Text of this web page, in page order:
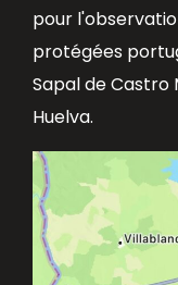
pour
protégées
Sapal de Castro
Huelva.